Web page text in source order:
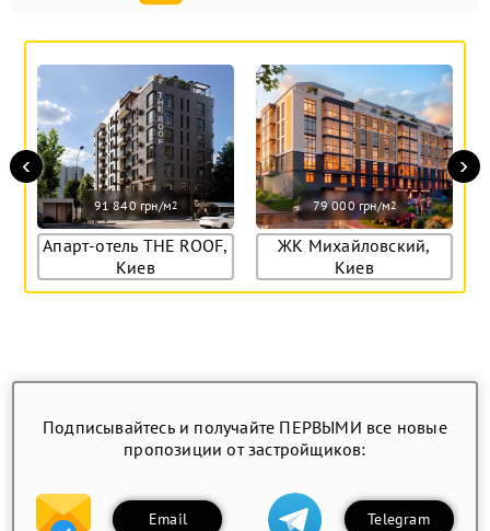
91 840 грн/м2
Апарт-отель THE ROOF,
Киев
79 000 грн/м2
ЖК Михайловский,
Киев
‹ ›
Подписывайтесь и получайте ПЕРВЫМИ все новые
пропозиции от застройщиков:
Email Telegram